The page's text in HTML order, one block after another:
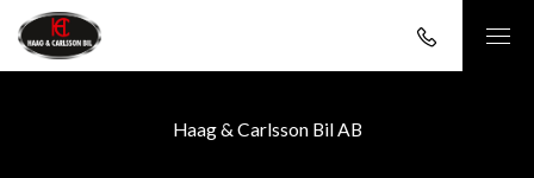
Haag & Carlsson Bil AB